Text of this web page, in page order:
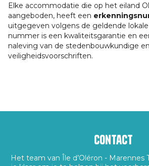
Elke accommodatie die op het eiland
aangeboden, heeft een
uitgegeven volgens de geldende
nummer is een kwaliteitsgarantie en
naleving van de stedenbouwkundige en
veiligheidsvoorschriften.
Contact
Het team van Île d’Oléron - Marennes